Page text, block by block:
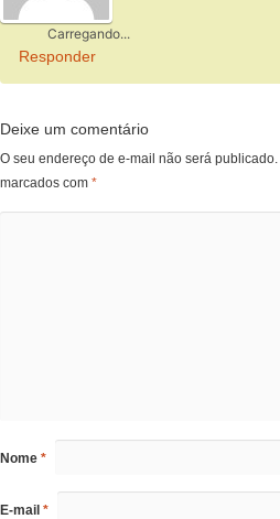
Carregando...
Responder
Deixe um comentário
O seu endereço de e-mail não será publicado.
marcados com *
Nome *
E-mail *